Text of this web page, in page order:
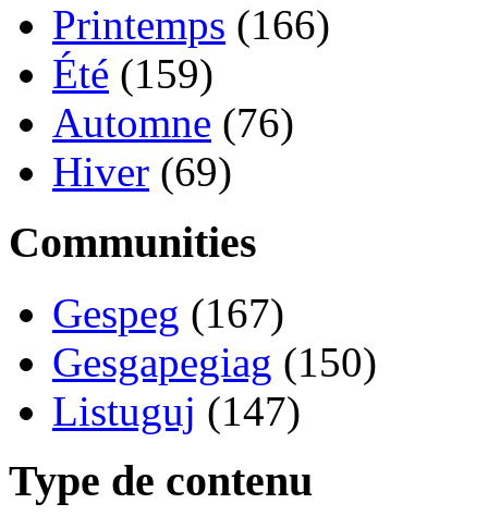
Printemps (166)
Été (159)
Automne (76)
Hiver (69)
Communities
Gespeg (167)
Gesgapegiag (150)
Listuguj (147)
Type de contenu